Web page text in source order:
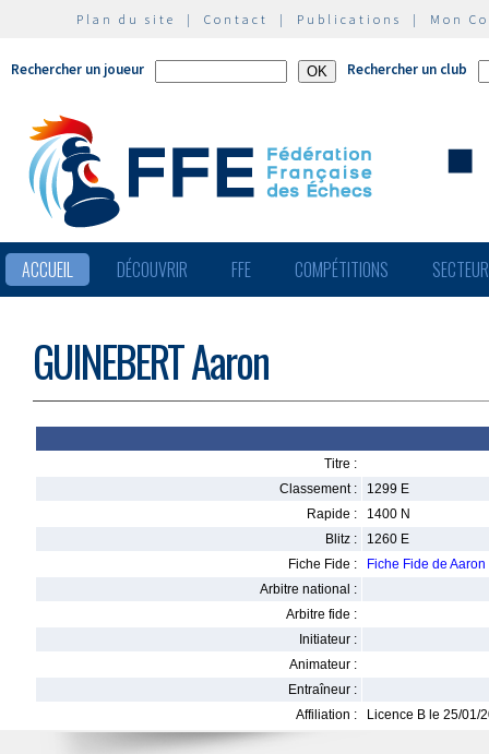
Plan du site | Contact | Publications | Mon
Rechercher un joueur Rechercher un club
ACCUEIL DÉCOUVRIR FFE COMPÉTITIONS
GUINEBERT Aaron
Titre :
Classement :
1299 E
Rapide :
1400 N
Blitz :
1260 E
Fiche Fide :
Fiche Fide de
Arbitre national :
Arbitre fide :
Initiateur :
Animateur :
Entraîneur :
Affiliation :
Licence B le 25/01/